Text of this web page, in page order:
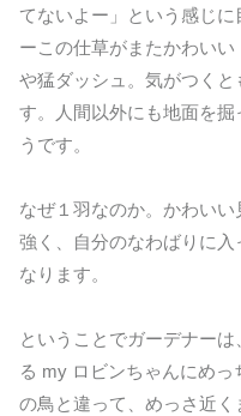
てないよー」という感じ
ーこの仕草がまたかわい
や猛ダッシュ。気がつく
す。人間以外にも地面を
うです。
なぜ１羽なのか。かわい
強く、自分のなわばりに
なります。
ということでガーデナー
る my ロビンちゃんにめ
の鳥と違って、めっさ近